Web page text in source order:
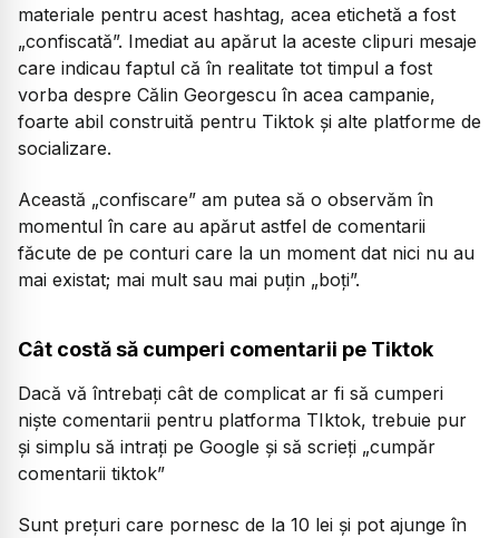
materiale pentru acest hashtag, acea etichetă a fost
„confiscată”. Imediat au apărut la aceste clipuri mesaje
care indicau faptul că în realitate tot timpul a fost
vorba despre Călin Georgescu în acea campanie,
foarte abil construită pentru Tiktok și alte platforme de
socializare.
Această „confiscare” am putea să o observăm în
momentul în care au apărut astfel de comentarii
făcute de pe conturi care la un moment dat nici nu au
mai existat; mai mult sau mai puțin „boți”.
Cât costă să cumperi comentarii pe Tiktok
Dacă vă întrebați cât de complicat ar fi să cumperi
niște comentarii pentru platforma TIktok, trebuie pur
și simplu să intrați pe Google și să scrieți „cumpăr
comentarii tiktok”
Sunt prețuri care pornesc de la 10 lei și pot ajunge în